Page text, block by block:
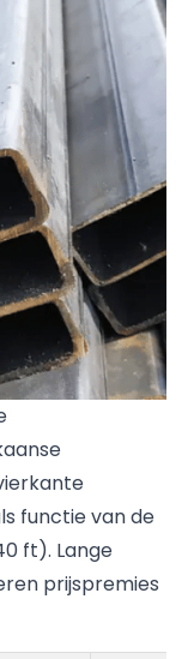
functie van de
ft). Lange
prijspremies